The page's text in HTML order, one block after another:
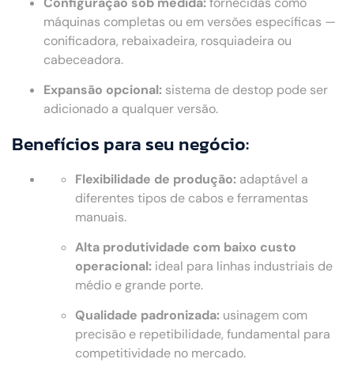
máquinas completas ou em versões específicas —
conificadora, rebaixadeira, rosquiadeira ou
cabeceadora.
Expansão opcional: sistema de destop pode ser
adicionado a qualquer versão.
Benefícios para seu negócio:
Flexibilidade de produção: adaptável a
diferentes tipos de cabos e ferramentas
manuais.
Alta produtividade com baixo custo
operacional: ideal para linhas industriais de
médio e grande porte.
Qualidade padronizada: usinagem com
precisão e repetibilidade, fundamental para
competitividade no mercado.